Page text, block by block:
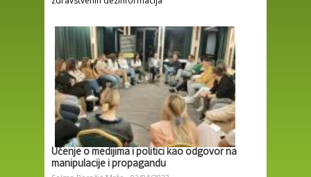
Učenje o medijima i politici kao odgovor na
manipulacije i propagandu